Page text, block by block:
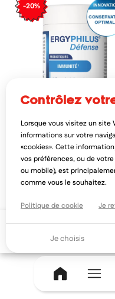
-20%
NUTERGIA
nutergia ergyphilus défense
gélules
20,03€
16,03€
AJOUTER AU PANIER
contrôlez
Lorsque vous visitez un
informations sur votre
«cookies». Cette
vos préférences, ou de
ou mobile), est
comme vous le souhaitez.
Politique de cookie Je
Je choisis